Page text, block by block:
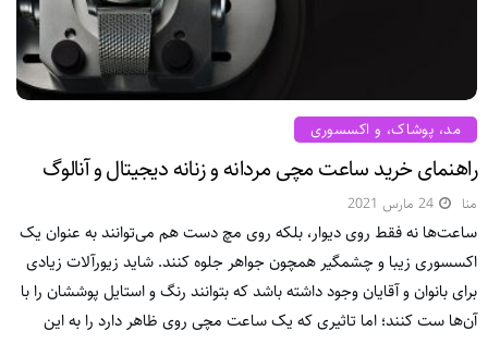
مد، پوشاک، و اکسسوری
راهنمای خرید ساعت مچی مردانه و زنانه دیجیتال و آنالوگ
منا 24 مارس 2021
ساعت‌ها نه فقط روی دیوار، بلکه روی مچ دست هم می‌توانند به عنوان یک
اکسسوری زیبا و چشمگیر همچون جواهر جلوه کنند. شاید زیورآلات زیادی
برای بانوان و آقایان وجود داشته باشد که بتوانند رنگ و استایل پوششان را با
آن‌ها ست کنند؛ اما تاثیری که یک ساعت مچی روی ظاهر دارد را به این